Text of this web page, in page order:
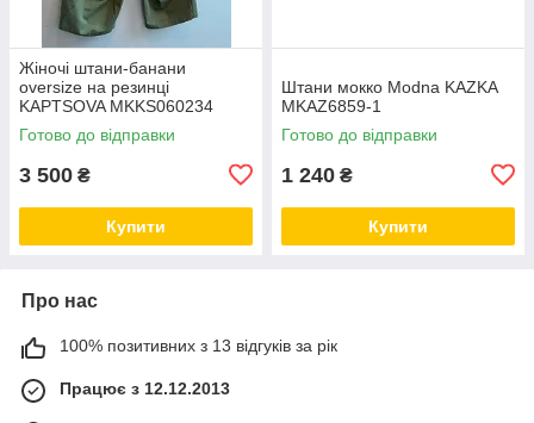
Жіночі штани-банани
oversize на резинці
KAPTSOVA MKKS060234
Готово до відправки
3 500 ₴
Купити
Штани мокко Modna KAZKA
MKAZ6859-1
Готово до відправки
1 240 ₴
Купити
Про нас
100% позитивних з 13 відгуків за рік
Працює з 12.12.2013